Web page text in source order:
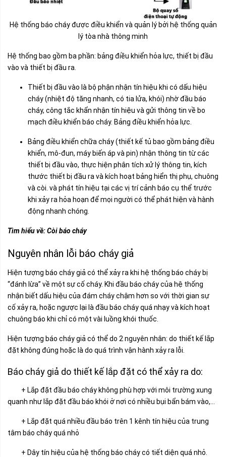
Hệ thống báo cháy được điều khiển và quản lý bởi hệ thống quản
lý tòa nhà thông minh
Hệ thống bao gồm ba phần: bảng điều khiển hỏa lực, thiết bị đầu
vào và thiết bị đầu ra.
Thiết bị đầu vào là bộ phận nhận tín hiệu khi có dấu hiệu
cháy (nhiệt độ tăng nhanh, có tia lửa, khói) nhờ đầu báo
cháy, công tắc khẩn nhận tín hiệu và gửi thông tin về bo
mạch điều khiển báo cháy. Bảng điều khiển hỏa lực.
Bảng điều khiển chữa cháy (thiết kế tủ bao gồm bảng điều
khiển, mô-đun, máy biến áp và pin) nhận thông tin từ các
thiết bị đầu vào, thực hiện phân tích xử lý thông tin, kích
thước thiết bị đầu ra và kích hoạt bảng hiển thị phụ, chuông
và còi. và phát tín hiệu tại các vị trí cảnh báo cụ thể trước
khi xảy ra hỏa hoạn để mọi người có thể phát hiện và hành
động nhanh chóng.
Tìm hiểu về:Còi báo cháy
Nguyên nhân lỗi báo cháy giả
Hiện tượng báo cháy giả có thể xảy ra khi hệ thống báo cháy bị
“đánh lừa” về một sự cố cháy. Khi đầu báo cháy của hệ thống
nhận biết dấu hiệu của đám cháy chậm hơn so với thời gian sự
cố xảy ra, hoặc ngược lại là đầu báo cháy quá nhạy và kích hoạt
chuông báo khi chỉ có một vài luồng khói thuốc.
Hiện tượng báo cháy giả có thể do 2 nguyên nhân: do thiết kế lắp
đặt không đúng hoặc là do quá trình vận hành xảy ra lỗi.
Báo cháy giả do thiết kế lắp đặt có thể xảy ra do:
+ Lắp đặt đầu báo cháy không phù hợp với môi trường xung
quanh như lắp đặt đầu báo khói ở nơi có nhiều bụi bẩn bám vào,…
+ Lắp đặt quá nhiều đầu báo trên 1 kênh tín hiệu của trung
tâm báo cháy quá nhỏ
+ Dây tín hiệu của hệ thống báo cháy có tiết diện quá nhỏ.